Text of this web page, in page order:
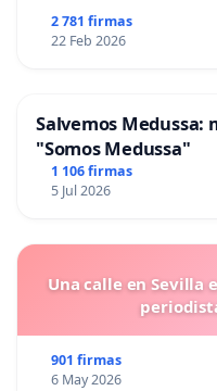
2 781 firmas
22 Feb 2026
Salvemos
"Somos Medussa"
1 106 firmas
5 Jul 2026
Una calle en Sevilla
901 firmas
6 May 2026